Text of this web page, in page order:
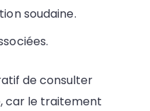
soudaine.
de consulter
car le traitement